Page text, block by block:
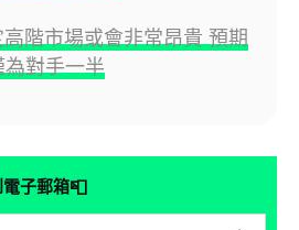
階市場或會非常昂貴 預期
為對手一半
子郵箱📮